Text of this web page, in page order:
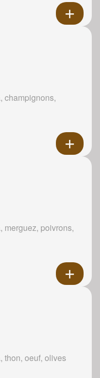
champignons,
merguez, poivrons,
thon, oeuf, olives